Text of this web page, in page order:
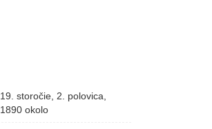
19. storočie, 2. polovica,
1890 okolo